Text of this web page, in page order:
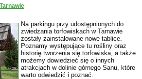
Na parkingu przy udostępnionych do
zwiedzania torfowiskach w Tarnawie
zostały zainstalowane nowe tablice.
Poznamy występujące tu rośliny oraz
historię tworzenia się torfowiska, a także
możemy dowiedzieć się o innych
atrakcjach w dolinie górnego Sanu, które
warto odwiedzić i poznać.